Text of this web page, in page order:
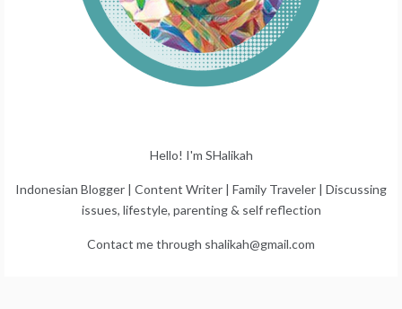
Hello! I'm SHalikah
Indonesian Blogger | Content Writer | Family Traveler | Discussing
issues, lifestyle, parenting & self reflection
Contact me through shalikah@gmail.com